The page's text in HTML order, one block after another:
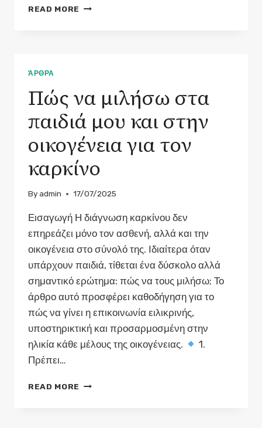
READ MORE ΑΝΤΙΜΕΤΏΠΙΣΗ
ΆΡΘΡΑ
Πώς να μιλήσω στα
παιδιά μου και στην
οικογένεια για τον
καρκίνο
Byadmin 17/07/2025
Εισαγωγή Η διάγνωση καρκίνου δεν
επηρεάζει μόνο τον ασθενή, αλλά και την
οικογένεια στο σύνολό της. Ιδιαίτερα όταν
υπάρχουν παιδιά, τίθεται ένα δύσκολο αλλά
σημαντικό ερώτημα: πώς να τους μιλήσω; Το
άρθρο αυτό προσφέρει καθοδήγηση για το
πώς να γίνει η επικοινωνία ειλικρινής,
υποστηρικτική και προσαρμοσμένη στην
ηλικία κάθε μέλους της οικογένειας.
1.
Πρέπει…
READ MORE ΠΏΣ